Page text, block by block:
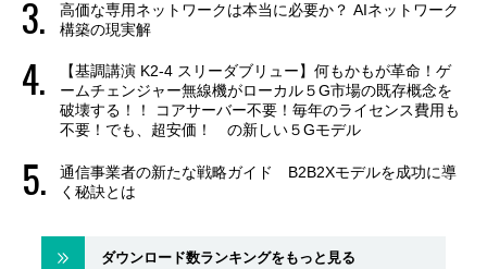
高価な専用ネットワークは本当に必要か？ AIネットワーク
構築の現実解
【基調講演 K2-4 スリーダブリュー】何もかもが革命！ゲ
ームチェンジャー無線機がローカル５G市場の既存概念を
破壊する！！ コアサーバー不要！毎年のライセンス費用も
不要！でも、超安価！ の新しい５Gモデル
通信事業者の新たな戦略ガイド B2B2Xモデルを成功に導
く秘訣とは
ダウンロード数ランキングをもっと見る